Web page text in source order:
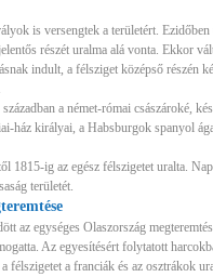
is versengtek a területért.
részét uralma alá vonta. Ekkor
indult, a félsziget középső részén
a német-római császároké,
ház királyai, a Habsburgok spanyol
1815-ig az egész félszigetet uralta.
területét.
az egységes Olaszország
Az egyesítésért folytatott
félszigetet a franciák és az osztrákok